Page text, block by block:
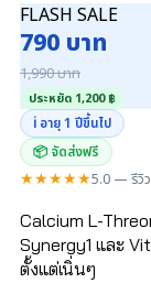
FLASH SALE
790 บาท
1,990 บาท
ประหยัด 1,200 ฿
ℹ️ อายุ 1 ปีขึ้นไป
📦 จัดส่งฟรี
★★★★★5.0 — รีวิ
Calcium L-
Synergy1 และ
ตั้งแต่เนิ่นๆ